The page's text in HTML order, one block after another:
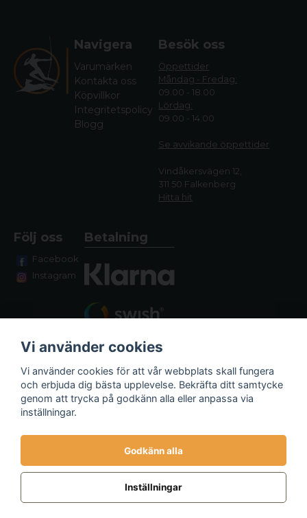
Navigera
Varumärken
Kontakta oss
Köpvillkor
Integritetspolicy
Blogg
Besök oss
Öppettider
Måndag - Fredag:
09.00 - 18.00
Lördag:
09.00 - 14.00
Se avvikande öppettider
Vindåkersvägen 12,
311 50 Falkenberg
Hitta hit
Följ oss
Facebook
Instagram
Betalning
Fraktalternativ
Vi använder cookies
Vi använder cookies för att vår webbplats skall fungera
och erbjuda dig bästa upplevelse. Bekräfta ditt samtycke
genom att trycka på godkänn alla eller anpassa via
inställningar.
Godkänn alla
Inställningar